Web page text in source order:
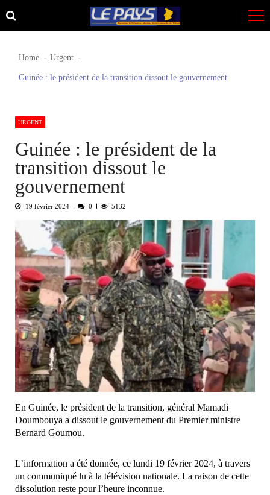
Skip
to
Skip
to
Home Urgent
Guinée : le président de la transition dissout le gouvernement
URGENT
Guinée : le président de la
transition dissout le
gouvernement
19 février 2024 0 5132
En Guinée, le président de la transition, général Mamadi
Doumbouya a dissout le gouvernement du Premier ministre
Bernard Goumou.
L’information a été donnée, ce lundi 19 février 2024, à travers
un communiqué lu à la télévision nationale. La raison de cette
dissolution reste pour l’heure inconnue.